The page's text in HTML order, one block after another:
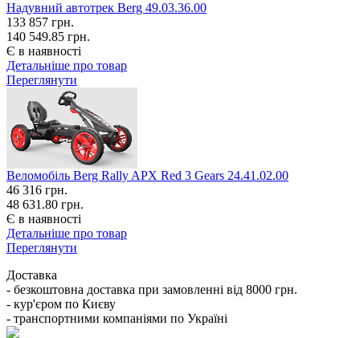
Надувний автотрек Berg 49.03.36.00
133 857 грн.
140 549.85 грн.
Є в наявності
Детальніше про товар
Переглянути
Веломобіль Berg Rally APX Red 3 Gears 24.41.02.00
46 316 грн.
48 631.80 грн.
Є в наявності
Детальніше про товар
Переглянути
Доставка
- безкоштовна доставка при замовленні від 8000 грн.
- кур'єром по Києву
- транспортними компаніями по Україні